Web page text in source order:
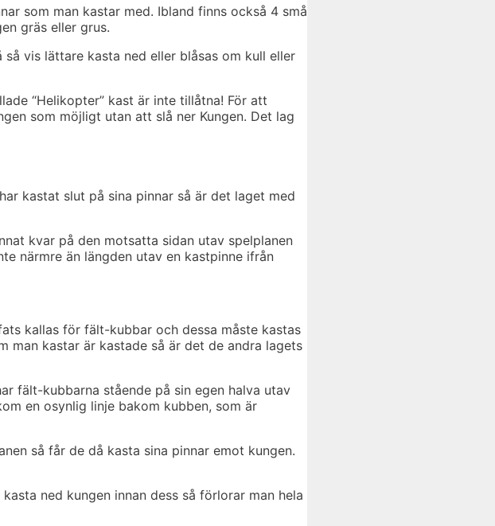
som man kastar med. Ibland finns också 4 små
gräs eller grus.
vis lättare kasta ned eller blåsas om kull eller
“Helikopter” kast är inte tillåtna! För att
som möjligt utan att slå ner Kungen. Det lag
kastat slut på sina pinnar så är det laget med
kvar på den motsatta sidan utav spelplanen
närmre än längden utav en kastpinne ifrån
kallas för fält-kubbar och dessa måste kastas
man kastar är kastade så är det de andra lagets
fält-kubbarna stående på sin egen halva utav
en osynlig linje bakom kubben, som är
så får de då kasta sina pinnar emot kungen.
ned kungen innan dess så förlorar man hela